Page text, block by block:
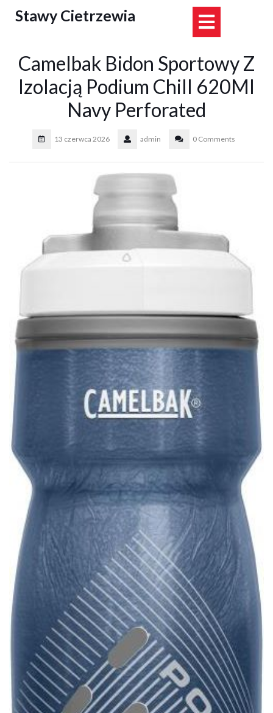
Stawy Cietrzewia
Camelbak Bidon Sportowy Z
Izolacją Podium Chill 620Ml
Navy Perforated
13 czerwca 2026 admin 0 Comments